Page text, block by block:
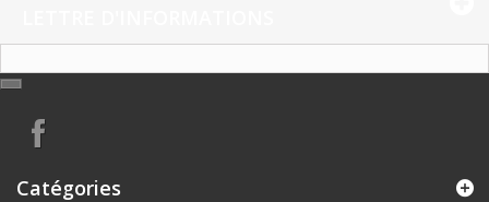
Catégories